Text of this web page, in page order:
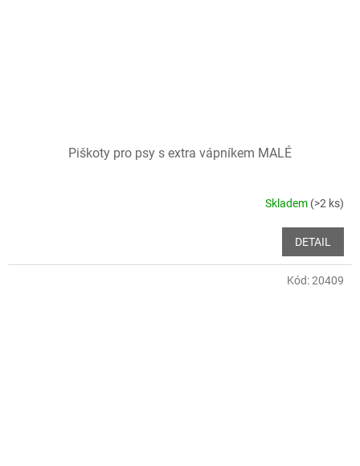
Piškoty pro psy s extra vápníkem MALÉ
Skladem (>2 ks)
DETAIL
Kód:20409